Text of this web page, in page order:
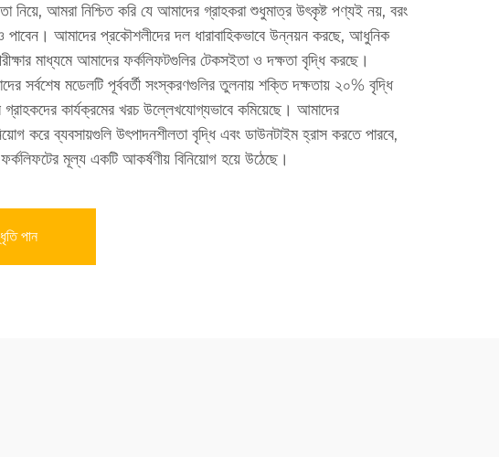
নিয়ে, আমরা নিশ্চিত করি যে আমাদের গ্রাহকরা শুধুমাত্র উৎকৃষ্ট পণ্যই নয়, বরং
পাবেন। আমাদের প্রকৌশলীদের দল ধারাবাহিকভাবে উন্নয়ন করছে, আধুনিক
মাধ্যমে আমাদের ফর্কলিফটগুলির টেকসইতা ও দক্ষতা বৃদ্ধি করছে।
সর্বশেষ মডেলটি পূর্ববর্তী সংস্করণগুলির তুলনায় শক্তি দক্ষতায় ২০% বৃদ্ধি
গ্রাহকদের কার্যক্রমের খরচ উল্লেখযোগ্যভাবে কমিয়েছে। আমাদের
করে ব্যবসায়গুলি উৎপাদনশীলতা বৃদ্ধি এবং ডাউনটাইম হ্রাস করতে পারবে,
মূল্য একটি আকর্ষণীয় বিনিয়োগ হয়ে উঠেছে।
পান